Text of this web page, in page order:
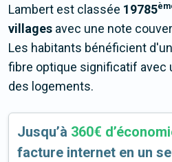
Lambert est classée 19785
villages avec une note
Les habitants bénéficient
fibre optique significatif avec
des logements.
Jusqu’à 360€
facture internet en un